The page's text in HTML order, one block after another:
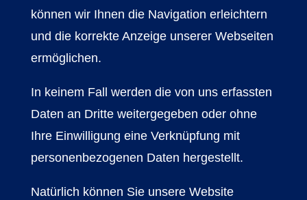
können wir Ihnen die Navigation erleichtern
und die korrekte Anzeige unserer Webseiten
ermöglichen.
In keinem Fall werden die von uns erfassten
Daten an Dritte weitergegeben oder ohne
Ihre Einwilligung eine Verknüpfung mit
personenbezogenen Daten hergestellt.
Natürlich können Sie unsere Website